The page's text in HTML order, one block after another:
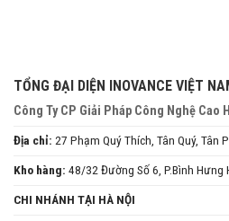
TỔNG ĐẠI DIỆN INOVANCE VIỆT
Công Ty CP Giải Pháp Công Nghệ Cao
Địa chỉ: 27 Phạm Quý Thích, Tân Quý, Tân
Kho hàng: 48/32 Đường Số 6, P.Bình Hưng
CHI NHÁNH TẠI HÀ NỘI